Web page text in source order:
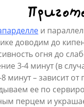
и
доводим до
огня до
3-4 минут (в
минут – зависит
ее по
перцем и